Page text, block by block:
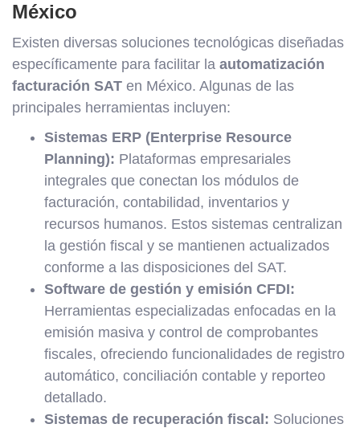
México
Existen diversas soluciones tecnológicas diseñadas
específicamente para facilitar la automatización
facturación SAT en México. Algunas de las
principales herramientas incluyen:
Sistemas ERP (Enterprise Resource
Planning): Plataformas empresariales
integrales que conectan los módulos de
facturación, contabilidad, inventarios y
recursos humanos. Estos sistemas centralizan
la gestión fiscal y se mantienen actualizados
conforme a las disposiciones del SAT.
Software de gestión y emisión CFDI:
Herramientas especializadas enfocadas en la
emisión masiva y control de comprobantes
fiscales, ofreciendo funcionalidades de registro
automático, conciliación contable y reporteo
detallado.
Sistemas de recuperación fiscal: Soluciones